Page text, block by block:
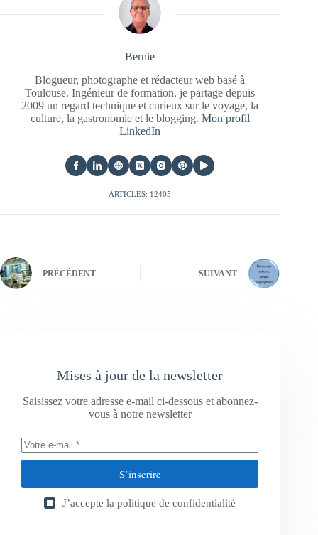
Bernie
Blogueur, photographe et rédacteur web basé à
Toulouse. Ingénieur de formation, je partage depuis
2009 un regard technique et curieux sur le voyage, la
culture, la gastronomie et le blogging. Mon profil
LinkedIn
ARTICLES: 12405
PRÉCÉDENT SUIVANT
Mises à jour de la newsletter
Saisissez votre adresse e-mail ci-dessous et abonnez-
vous à notre newsletter
S’inscrire
J’accepte la politique de confidentialité